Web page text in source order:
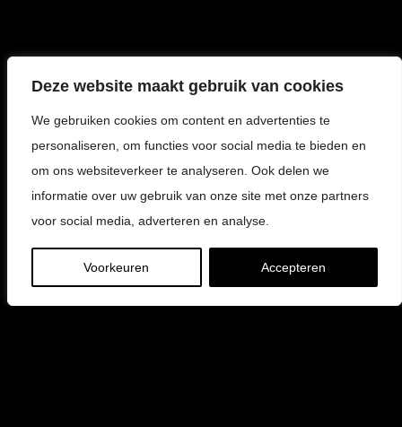
Deze website maakt gebruik van cookies
We gebruiken cookies om content en advertenties te
personaliseren, om functies voor social media te bieden en
om ons websiteverkeer te analyseren. Ook delen we
informatie over uw gebruik van onze site met onze partners
voor social media, adverteren en analyse.
Voorkeuren Accepteren